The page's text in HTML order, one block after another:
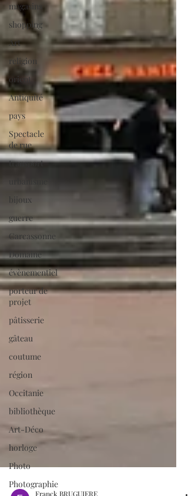
magasins
shopping
Art
religion
orient
Antiquité
pays
Spectacle
de rue
transport
bijoux
guerre
Carcassonne
Domaine
évènementiel
porteur de
projet
pâtisserie
gâteau
coutume
région
Occitanie
bibliothèque
Art-Déco
horloge
Photo
Photographie